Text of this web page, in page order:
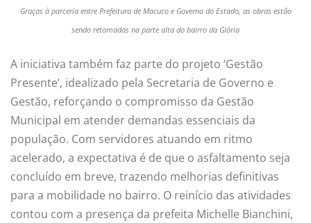
Graças à parceria entre Prefeitura de Macuco e Governo do Estado, as obras estão
sendo retomadas na parte alta do bairro da Glória
A iniciativa também faz parte do projeto ‘Gestão
Presente’, idealizado pela Secretaria de Governo e
Gestão, reforçando o compromisso da Gestão
Municipal em atender demandas essenciais da
população. Com servidores atuando em ritmo
acelerado, a expectativa é de que o asfaltamento seja
concluído em breve, trazendo melhorias definitivas
para a mobilidade no bairro. O reinício das atividades
contou com a presença da prefeita Michelle Bianchini,